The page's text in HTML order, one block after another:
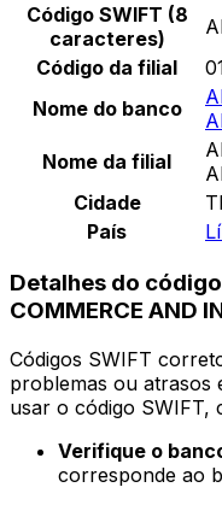
Código SWIFT (8
caracteres)
Código da filial
Nome do banco
Nome da filial
Cidade
País
Detalhes do código
COMMERCE AND
Códigos SWIFT
problemas ou atrasos
usar o código SWIFT,
Verifique o
corresponde ao